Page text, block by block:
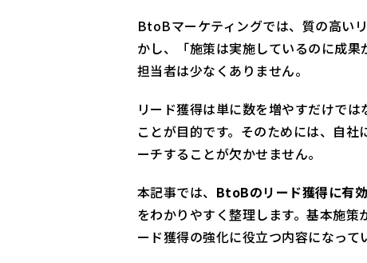
BtoBマーケティングでは、質の高い
かし、「施策は実施しているのに成
担当者は少なくありません。
リード獲得は単に数を増やすだけで
ことが目的です。そのためには、自
ーチすることが欠かせません。
本記事では、 BtoBのリード獲得に有
をわかりやすく整理します。基本施
ード獲得の強化に役立つ内容になって